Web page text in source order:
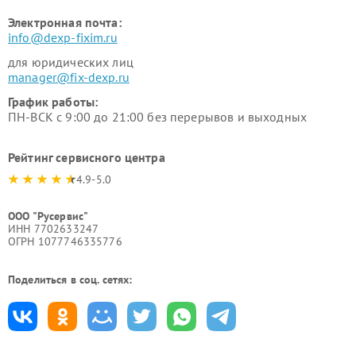
Электронная почта:
info@dexp-fixim.ru
для юридических лиц
manager@fix-dexp.ru
График работы:
ПН-ВСК с 9:00 до 21:00 без перерывов и выходных
Рейтинг сервисного центра
4.9-5.0
ООО "Русервис"
ИНН 7702633247
ОГРН 1077746335776
Поделиться в соц. сетях: